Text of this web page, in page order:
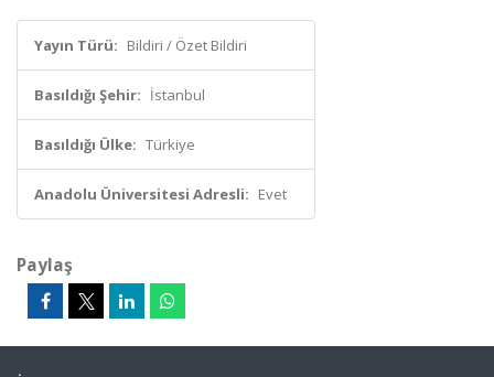
Yayın Türü: Bildiri / Özet Bildiri
Basıldığı Şehir: İstanbul
Basıldığı Ülke: Türkiye
Anadolu Üniversitesi Adresli: Evet
Paylaş